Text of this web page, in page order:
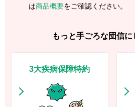
は商品概要をご確認ください。
もっと手ごろな団信に
3大疾病保障特約